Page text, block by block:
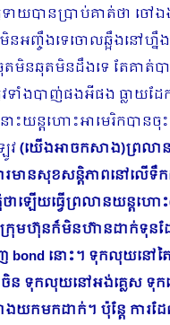
យបានប្រាប់គាត់ថា ចៅឯ
មិនអញ្ចឹងទេចោលឆ្អឹងនៅហ្
មិនឆុតមិនដឹងទេ តែគាត់ប
ាំងបាញ់ផងអីផង ធ្លាយដ
នោះយន្តហោះអាមេរិកបា
វ(យើងអាចកសាង)ព្រលាន
មានសុខសន្តិភាពនៅលើទឹ
ាឡើយធ្វើព្រលានយន្តហោ
រុមហ៊ុន​ក៏មិនហ៊ានដាក់ទុនដ
bond នោះ។ ទុកលុយនៅត
ន ទុកលុយនៅអង់គ្លេស ទុក
យកមកដាក់។ ប៉ុន្តែ ការដ